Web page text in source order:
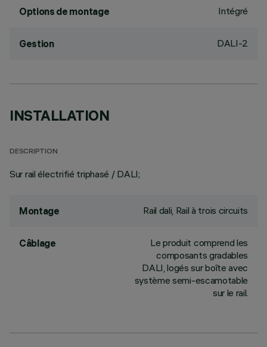
Options de montage Intégré
Gestion DALI-2
INSTALLATION
DESCRIPTION
Sur rail électrifié triphasé / DALI;
Montage Rail dali, Rail à trois circuits
Câblage
Le produit comprend les
composants gradables
DALI, logés sur boîte avec
système semi-escamotable
sur le rail.